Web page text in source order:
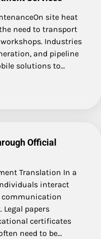
site heat
need to transport
Industries
and pipeline
solutions to…
Official
Translation In a
interact
communication
papers
certificates
need to be…